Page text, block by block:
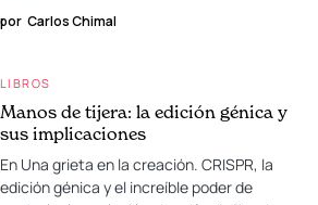
por Carlos Chimal
LIBROS
Manos de tijera: la edición génica y
sus implicaciones
En Una grieta en la creación. CRISPR, la
edición génica y el increíble poder de